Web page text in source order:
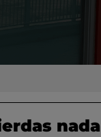
nada